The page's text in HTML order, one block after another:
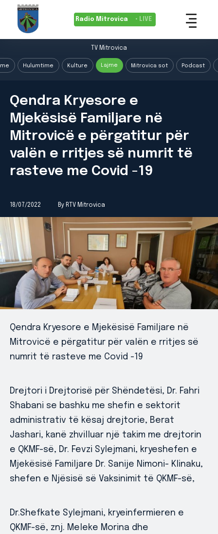
Radio Mitrovica • LIVE
TV Mitrovica
Hulumtime Kulture Lajme Mitrovica sot Podcast
Qendra Kryesore e
Mjekësisë Familjare në
Mitrovicë e përgatitur për
valën e rritjes së numrit të
rasteve me Covid -19
18/07/2022 By RTV Mitrovica
Qendra Kryesore e Mjekësisë Familjare në
Mitrovicë e përgatitur për valën e rritjes së
numrit të rasteve me Covid -19
Drejtori i Drejtorisë për Shëndetësi, Dr. Fahri
Shabani se bashku me shefin e sektorit
administrativ të kësaj drejtorie, Berat
Jashari, kanë zhvilluar një takim me drejtorin
e QKMF-së, Dr. Fevzi Sylejmani, kryeshefen e
Mjekësisë Familjare Dr. Sanije Nimoni- Klinaku,
shefen e Njësisë së Vaksinimit të QKMF-së,
Dr.Shefkate Sylejmani, kryeinfermieren e
QKMF-së, znj. Meleke Morina dhe